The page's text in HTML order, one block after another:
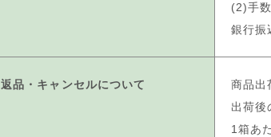
(2)手
銀行振
返品・キャンセルについて
商品出
出荷後
1箱あ